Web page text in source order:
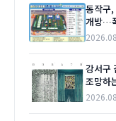
동작구
개방…
강서구
조망하